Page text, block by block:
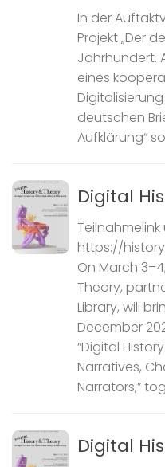
In der
Projekt „Der
Jahrhundert.
eines
deutschen
Aufklärung“
Digital
Teilnahmelink
https://
On March
Theory,
Library, will
December
“Digital
Narratives,
Narrators,”
Digital